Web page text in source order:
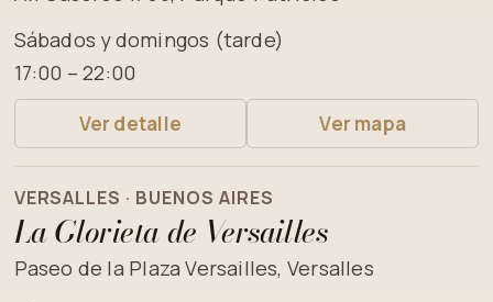
Sábados y domingos (tarde)
17:00 – 22:00
Ver detalle Ver mapa
VERSALLES · BUENOS AIRES
La Glorieta de Versailles
Paseo de la Plaza Versailles, Versalles